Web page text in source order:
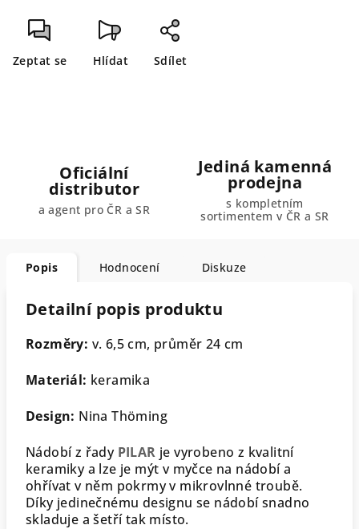
Zeptat se Hlídat Sdílet
Oficiální
distributor
a agent pro ČR a SR
Jediná kamenná
prodejna
s kompletním
sortimentem v ČR a SR
Popis Hodnocení Diskuze
Detailní popis produktu
Rozměry: v. 6,5 cm, průměr 24 cm
Materiál: keramika
Design: Nina Thöming
Nádobí z řady PILAR je vyrobeno z kvalitní
keramiky a lze je mýt v myčce na nádobí a
ohřívat v něm pokrmy v mikrovlnné troubě.
Díky jedinečnému designu se nádobí snadno
skladuje a šetří tak místo.